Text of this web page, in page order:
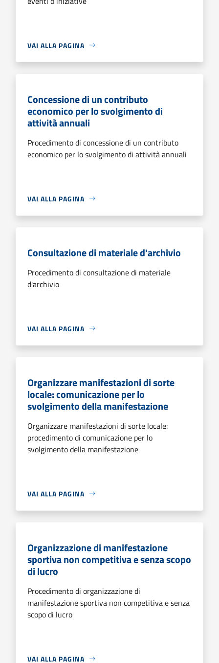
VAI ALLA PAGINA
Concessione di un contributo
economico per lo svolgimento di
attività annuali
Procedimento di concessione di un contributo
economico per lo svolgimento di attività annuali
VAI ALLA PAGINA
Consultazione di materiale d'archivio
Procedimento di consultazione di materiale
d'archivio
VAI ALLA PAGINA
Organizzare manifestazioni di sorte
locale: comunicazione per lo
svolgimento della manifestazione
Organizzare manifestazioni di sorte locale:
procedimento di comunicazione per lo
svolgimento della manifestazione
VAI ALLA PAGINA
Organizzazione di manifestazione
sportiva non competitiva e senza scopo
di lucro
Procedimento di organizzazione di
manifestazione sportiva non competitiva e senza
scopo di lucro
VAI ALLA PAGINA